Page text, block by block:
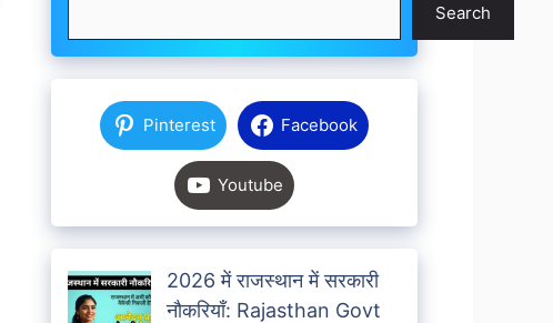
Search
Pinterest Facebook
Youtube
2026 में राजस्थान में सरकारी
नौकरियाँ: Rajasthan Govt